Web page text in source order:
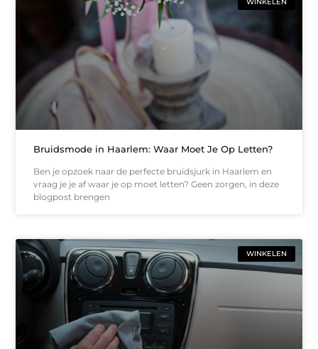
Bruidsmode in Haarlem: Waar Moet Je Op Letten?
Ben je opzoek naar de perfecte bruidsjurk in Haarlem en
vraag je je af waar je op moet letten? Geen zorgen, in deze
blogpost brengen
WINKELEN